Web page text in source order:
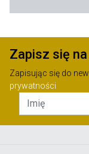
Zapisz się
Zapisując się do
prywatności